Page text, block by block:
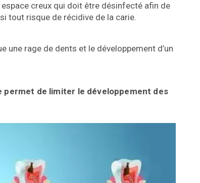
creux qui doit être désinfecté afin de
tout risque de récidive de la carie.
une rage de dents et le développement d’un
permet de limiter le développement des